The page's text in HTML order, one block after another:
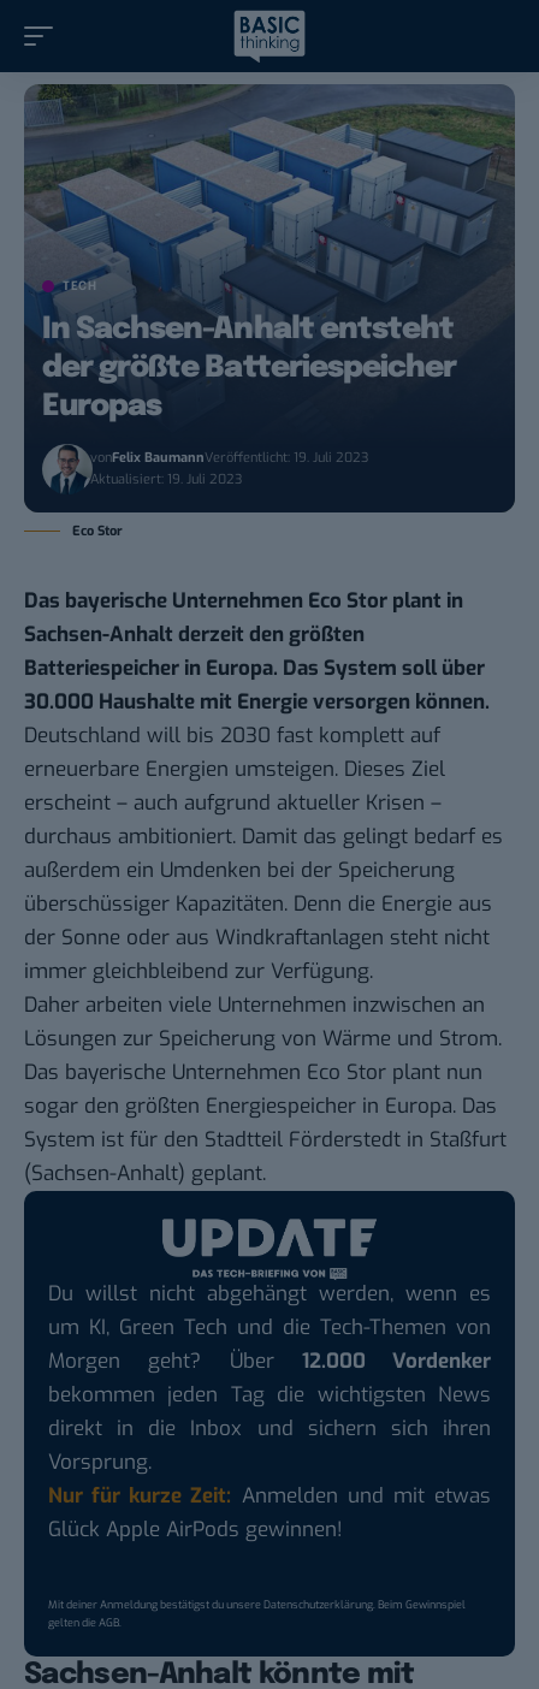
TECH
In Sachsen-Anhalt entsteht
der größte Batteriespeicher
Europas
vonFelix BaumannVeröffentlicht: 19. Juli 2023
Aktualisiert: 19. Juli 2023
Eco Stor
Das bayerische Unternehmen Eco Stor plant in
Sachsen-Anhalt derzeit den größten
Batteriespeicher in Europa. Das System soll über
30.000 Haushalte mit Energie versorgen können.
Deutschland will bis 2030 fast komplett auf
erneuerbare Energien umsteigen. Dieses Ziel
erscheint – auch aufgrund aktueller Krisen –
durchaus ambitioniert. Damit das gelingt bedarf es
außerdem ein Umdenken bei der Speicherung
überschüssiger Kapazitäten. Denn die Energie aus
der Sonne oder aus Windkraftanlagen steht nicht
immer gleichbleibend zur Verfügung.
Daher arbeiten viele Unternehmen inzwischen an
Lösungen zur Speicherung von Wärme und Strom.
Das bayerische Unternehmen Eco Stor plant nun
sogar den größten Energiespeicher in Europa. Das
System ist für den Stadtteil Förderstedt in Staßfurt
(Sachsen-Anhalt) geplant.
Du willst nicht abgehängt werden, wenn es
um KI, Green Tech und die Tech-Themen von
Morgen geht? Über 12.000 Vordenker
bekommen jeden Tag die wichtigsten News
direkt in die Inbox und sichern sich ihren
Vorsprung.
Nur für kurze Zeit: Anmelden und mit etwas
Glück Apple AirPods gewinnen!
Mit deiner Anmeldung bestätigst du unsereDatenschutzerklärung. Beim Gewinnspiel
gelten dieAGB.
Sachsen-Anhalt könnte mit